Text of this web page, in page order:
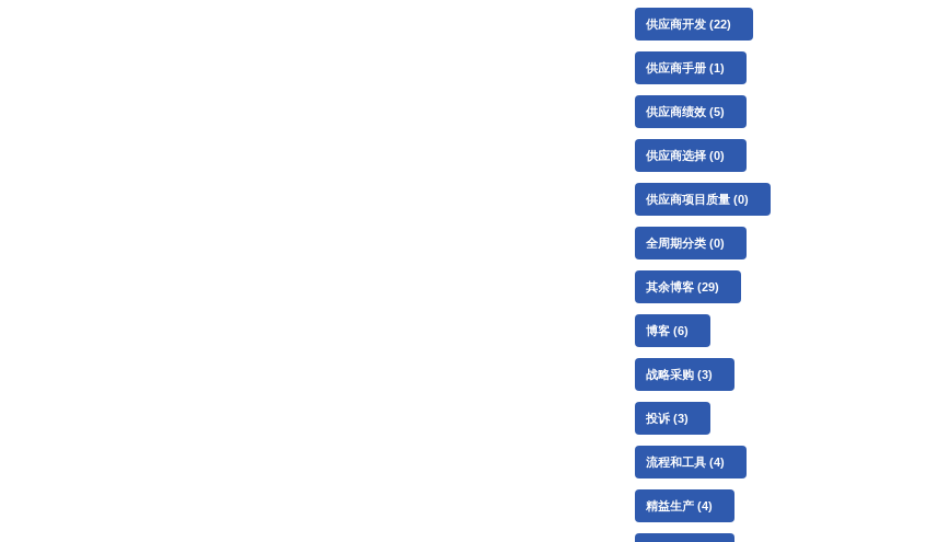
供应商开发 (22)
供应商手册 (1)
供应商绩效 (5)
供应商选择 (0)
供应商项目质量 (0)
全周期分类 (0)
其余博客 (29)
博客 (6)
战略采购 (3)
投诉 (3)
流程和工具 (4)
精益生产 (4)